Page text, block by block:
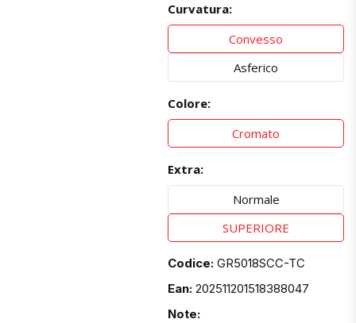
Curvatura:
Convesso
Asferico
Colore:
Cromato
Extra:
Normale
SUPERIORE
Codice: GR5018SCC-TC
Ean: 202511201518388047
Note: